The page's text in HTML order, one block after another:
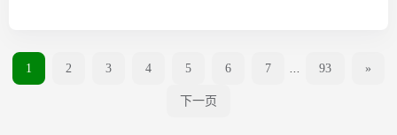
1 2 3 4 5 6 7 ... 93 »
下一页